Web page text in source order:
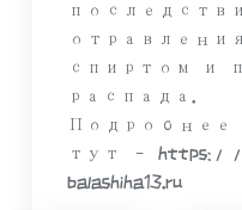
спиртом и
распада.
Подробнее
тут – https://
balashiha13.ru